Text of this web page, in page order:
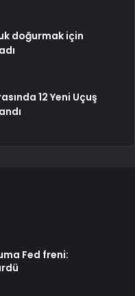
doğurmak için
12 Yeni Uçuş
Fed freni: